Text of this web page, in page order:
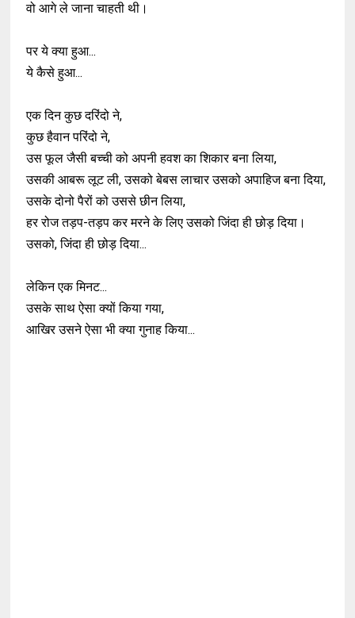
वो आगे ले जाना चाहती थी।
पर ये क्या हुआ...
ये कैसे हुआ...
एक दिन कुछ दरिंदो ने,
कुछ हैवान परिंदो ने,
उस फूल जैसी बच्ची को अपनी हवश का शिकार बना लिया,
उसकी आबरू लूट ली, उसको बेबस लाचार उसको अपाहिज बना दिया,
उसके दोनो पैरों को उससे छीन लिया,
हर रोज तड़प-तड़प कर मरने के लिए उसको जिंदा ही छोड़ दिया।
उसको, जिंदा ही छोड़ दिया...
लेकिन एक मिनट...
उसके साथ ऐसा क्यों किया गया,
आखिर उसने ऐसा भी क्या गुनाह किया...